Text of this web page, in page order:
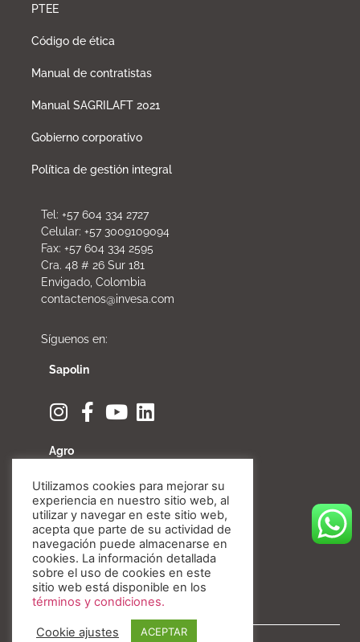
PTEE
Código de ética
Manual de contratistas
Manual SAGRILAFT 2021
Gobierno corporativo
Política de gestión integral
Tel: +57 604 334 2727
Celular: +57 3009109094
Fax: +57 604 334 2595
Cra. 48 # 26 Sur 181
Envigado, Colombia
contactenos@invesa.com
Síguenos en:
Sapolin
Agro
Fibratore
Utilizamos cookies para mejorar su
experiencia en nuestro sitio web, al
utilizar y navegar en este sitio web,
acepta que parte de su actividad de
navegación puede almacenarse en
cookies. La información detallada
sobre el uso de cookies en este
sitio web está disponible en los
términos y condiciones.
Cookie ajustes ACEPTAR